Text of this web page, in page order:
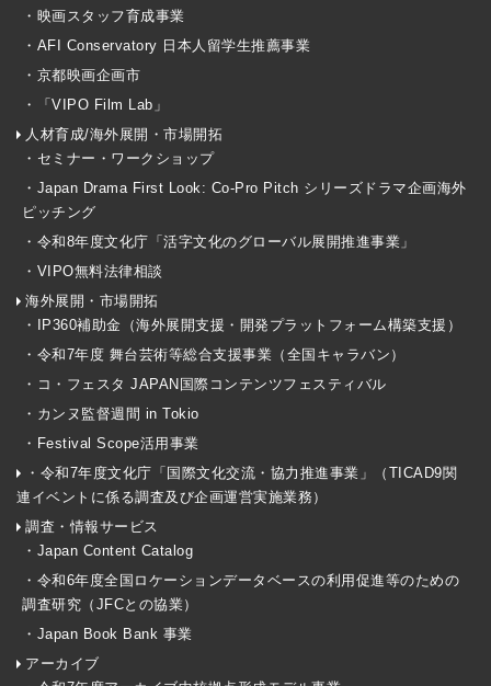
・映画スタッフ育成事業
・AFI Conservatory 日本人留学生推薦事業
・京都映画企画市
・「VIPO Film Lab」
人材育成/海外展開・市場開拓
・セミナー・ワークショップ
・Japan Drama First Look: Co-Pro Pitch シリーズドラマ企画海外
ピッチング
・令和8年度文化庁「活字文化のグローバル展開推進事業」
・VIPO無料法律相談
海外展開・市場開拓
・IP360補助金（海外展開支援・開発プラットフォーム構築支援）
・令和7年度 舞台芸術等総合支援事業（全国キャラバン）
・コ・フェスタ JAPAN国際コンテンツフェスティバル
・カンヌ監督週間 in Tokio
・Festival Scope活用事業
・令和7年度文化庁「国際文化交流・協力推進事業」（TICAD9関
連イベントに係る調査及び企画運営実施業務）
調査・情報サービス
・Japan Content Catalog
・令和6年度全国ロケーションデータベースの利用促進等のための
調査研究（JFCとの協業）
・Japan Book Bank 事業
アーカイブ